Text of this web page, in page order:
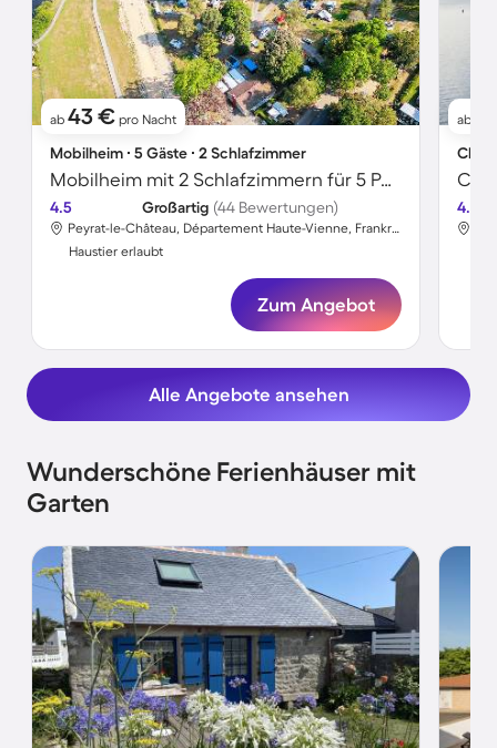
ab 43 € pro Nacht
Mobilheim ∙ 5 Gäste ∙ 2 Schlafzimmer
Mobilheim mit 2 Schlafzimmern für 5 Personen
4.5 Großartig (44 Bewertungen)
Peyrat-le-Château, Département Haute-Vienne, Frankreich
Haustier erlaubt
Zum Angebot
ab
4.2
Alle Angebote ansehen
Wunderschöne Ferienhäuser mit
Garten